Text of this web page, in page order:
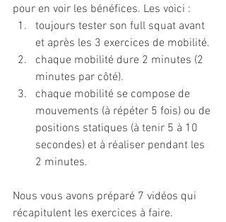
pour en voir les bénéfices. Les voici :
toujours tester son full squat avant
et après les 3 exercices de mobilité.
chaque mobilité dure 2 minutes (2
minutes par côté).
chaque mobilité se compose de
mouvements (à répéter 5 fois) ou de
positions statiques (à tenir 5 à 10
secondes) et à réaliser pendant les
2 minutes.
Nous vous avons préparé 7 vidéos qui
récapitulent les exercices à faire.